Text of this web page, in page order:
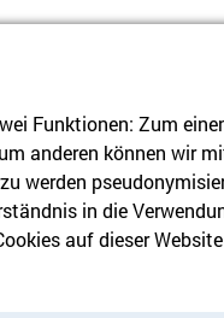
Mitte in
Funktionen: Zum
anderen können wir
werden
in die
auf dieser